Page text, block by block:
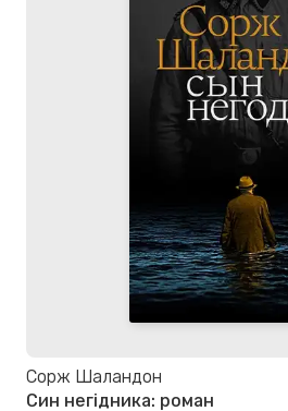
Сорж Шаландон
Син негідника: роман